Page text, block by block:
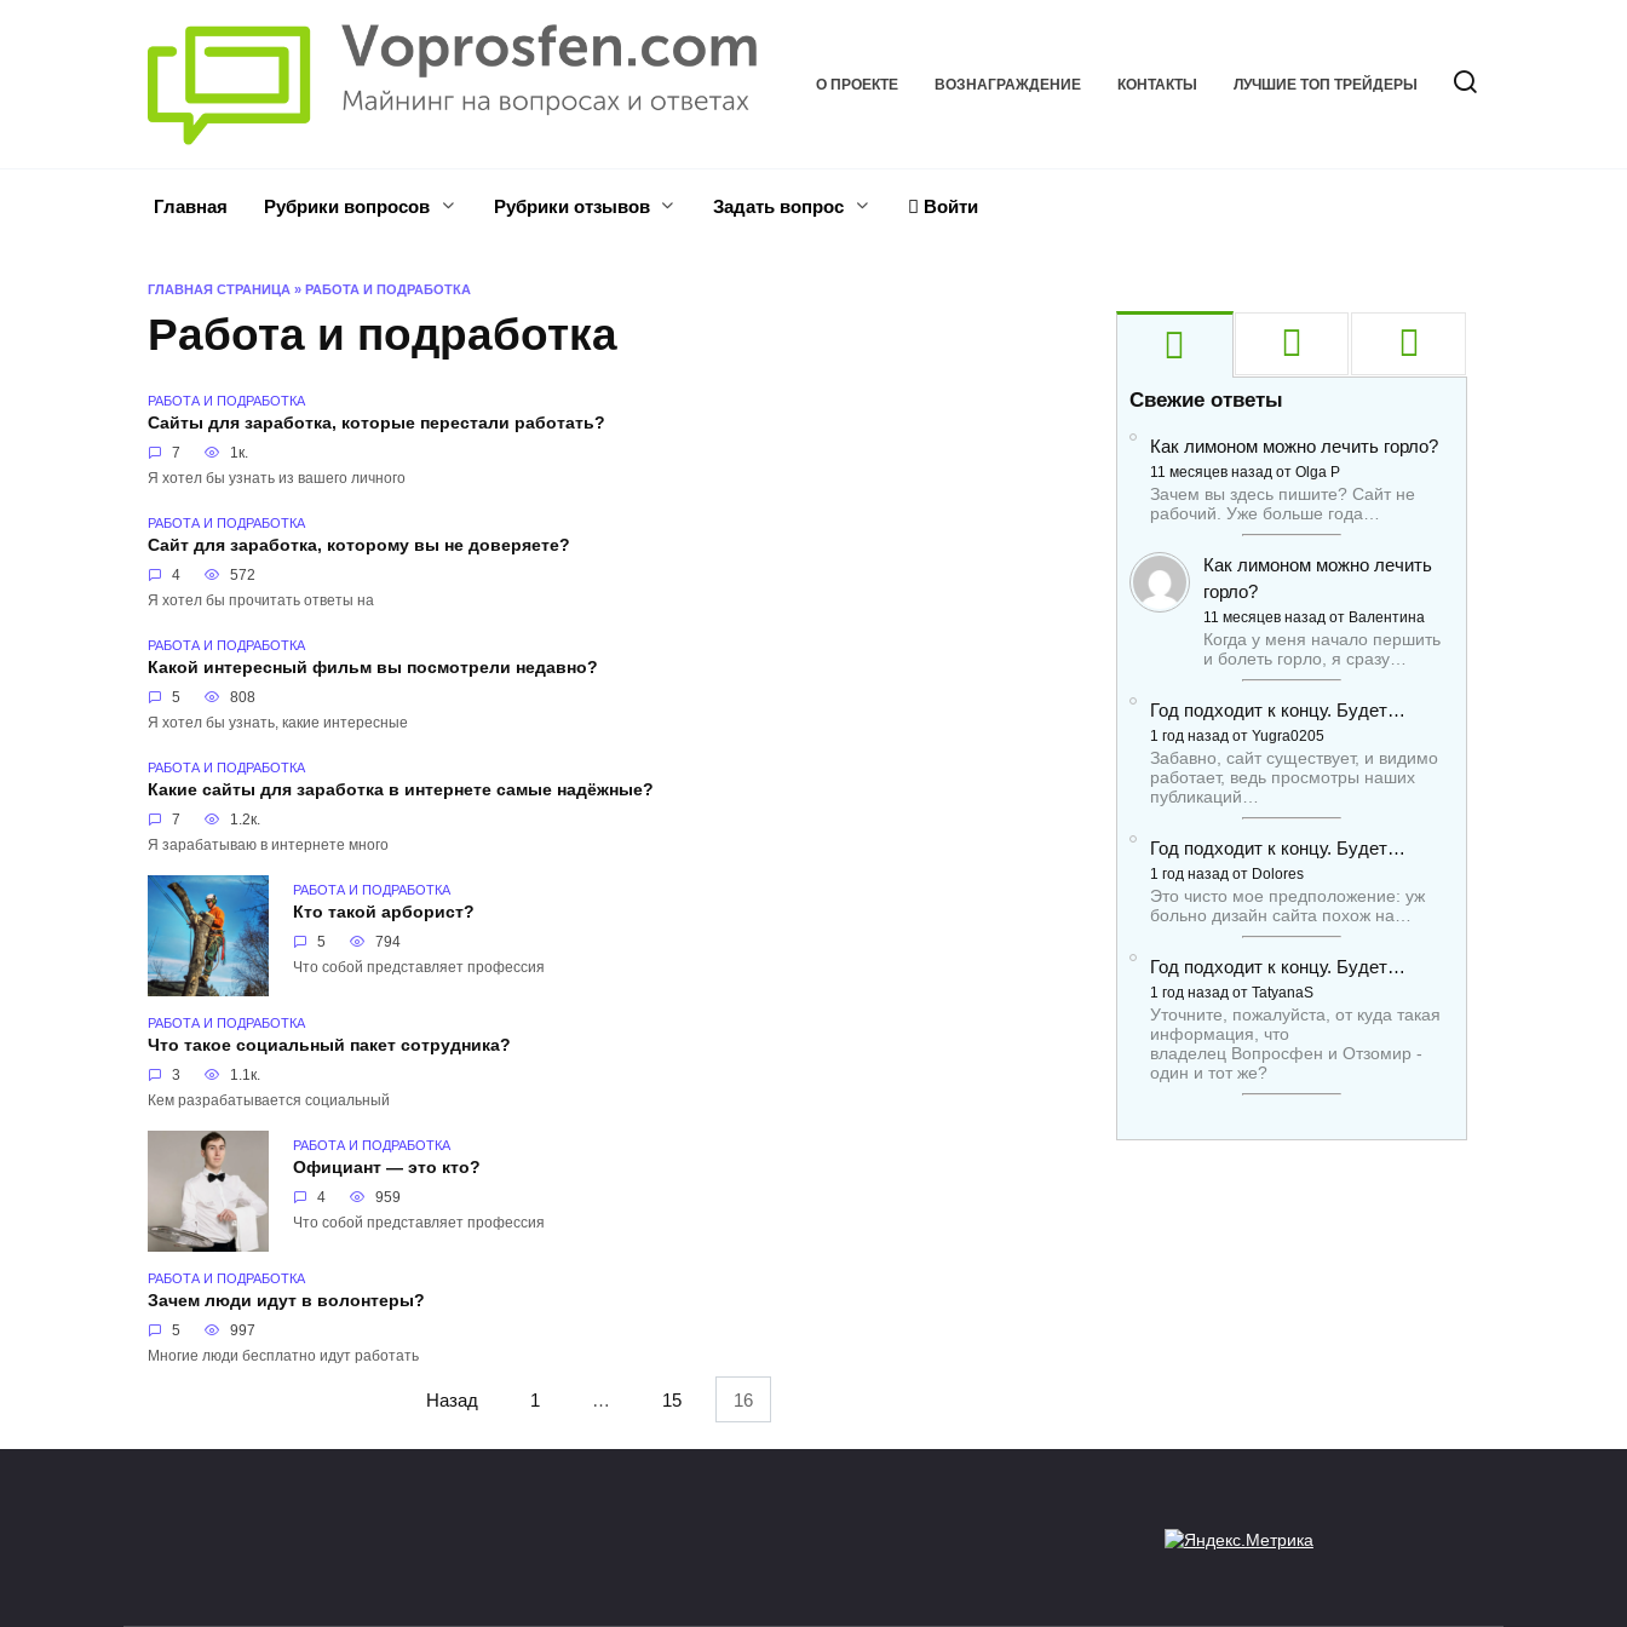
О ПРОЕКТЕ ВОЗНАГРАЖДЕНИЕ КОНТАКТЫ ЛУЧШИЕ ТОП ТРЕЙДЕРЫ
Главная Рубрики вопросов Рубрики отзывов Задать вопрос Войти
ГЛАВНАЯ СТРАНИЦА » РАБОТА И ПОДРАБОТКА
Работа и подработка
РАБОТА И ПОДРАБОТКА
Сайты для заработка, которые перестали работать?
7
1к.
Я хотел бы узнать из вашего личного
РАБОТА И ПОДРАБОТКА
Сайт для заработка, которому вы не доверяете?
4
572
Я хотел бы прочитать ответы на
РАБОТА И ПОДРАБОТКА
Какой интересный фильм вы посмотрели недавно?
5
808
Я хотел бы узнать, какие интересные
РАБОТА И ПОДРАБОТКА
Какие сайты для заработка в интернете самые надёжные?
7
1.2к.
Я зарабатываю в интернете много
РАБОТА И ПОДРАБОТКА
Кто такой арборист?
5
794
Что собой представляет профессия
РАБОТА И ПОДРАБОТКА
Что такое социальный пакет сотрудника?
3
1.1к.
Кем разрабатывается социальный
РАБОТА И ПОДРАБОТКА
Официант — это кто?
4
959
Что собой представляет профессия
РАБОТА И ПОДРАБОТКА
Зачем люди идут в волонтеры?
5
997
Многие люди бесплатно идут работать
Назад 1 15 16
Свежие ответы
Как лимоном можно лечить горло?
11 месяцев назад от Olga P
Зачем вы здесь пишите? Сайт не
рабочий. Уже больше года…
Как лимоном можно лечить
горло?
11 месяцев назад от Валентина
Когда у меня начало першить
и болеть горло, я сразу…
Год подходит к концу. Будет…
1 год назад от Yugra0205
Забавно, сайт существует, и видимо
работает, ведь просмотры наших
публикаций…
Год подходит к концу. Будет…
1 год назад от Dolores
Это чисто мое предположение: уж
больно дизайн сайта похож на…
Год подходит к концу. Будет…
1 год назад от TatyanaS
Уточните, пожалуйста, от куда такая
информация, что
владелец Вопросфен и Отзомир -
один и тот же?